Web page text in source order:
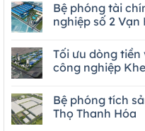
Bệ phóng tài
nghiệp số 2 Vạn
Tối ưu dòng tiền
công nghiệp
Bệ phóng tích
Thọ Thanh Hóa